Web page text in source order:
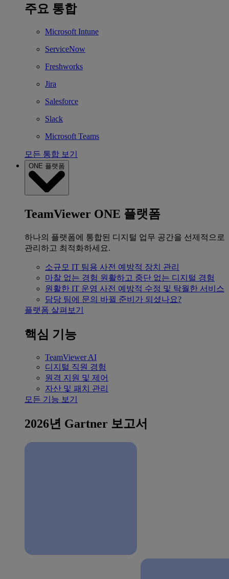
주요 통합
Microsoft Intune
ServiceNow
Freshworks
Jira
Salesforce
Slack
Microsoft Teams
모든 통합 보기
ONE 플랫폼
TeamViewer ONE 플랫폼
하나의 플랫폼에 통합된 디지털 업무 공간을 선제적으로
관리하고 최적화하세요.
소규모 IT 팀용 사전 예방적 장치 관리
마찰 없는 경험 원활하고 중단 없는 디지털 경험
원활한 IT 운영 사전 예방적 수정 및 탁월한 서비스
담당 팀에 문의 바뀔 준비가 되셨나요?
플랫폼 살펴보기
핵심 기능
TeamViewer AI
디지털 직원 경험
원격 지원 및 제어
자산 및 패치 관리
모든 기능 보기
2026년 Gartner 보고서